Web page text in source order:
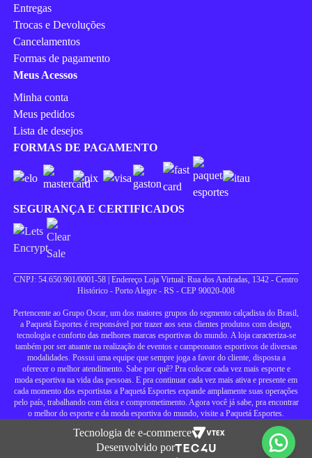
Entregas
Trocas e Devoluções
Cancelamentos
Formas de pagamento
Meus Acessos
Minha conta
Meus pedidos
Lista de desejos
FORMAS DE PAGAMENTO
SEGURANÇA E CERTIFICADOS
CNPJ: 54.650.901/0001-58 | Endereço Loja Virtual: Rua dos Andradas, 1342 - Centro
Histórico - Porto Alegre - RS - CEP 90020-008
Pertencente ao Grupo Oscar, um dos maiores grupos do segmento calçadista do Brasil,
a Paquetá Esportes é responsável por trazer aos seus clientes produtos com design,
tecnologia e conforto das melhores marcas esportivas do mundo. A loja caracteriza-se
também por ser atuante na realização de eventos e campeonatos esportivos de diversas
modalidades. Possui uma equipe que sempre joga a favor do cliente, disposta a
oferecer o melhor atendimento. Sabe por quê? Pra colocar cada vez mais esporte e
moda esportiva na vida das pessoas. E pra continuar cada vez mais ativa e presente em
cada momento dos esportistas a Paquetá Esportes expande amplamente suas operações
pelo país, trabalhando com ética e comprometimento. Agora você já sabe, pra encontrar
o melhor do esporte e da moda esportiva do mundo, visite a Paquetá Esportes.
Tecnologia de e-commerce
Desenvolvido por